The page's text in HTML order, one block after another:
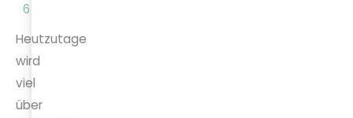
6
Heutzutage
wird
viel
über